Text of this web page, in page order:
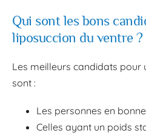
Qui sont les bons
liposuccion du ventre ?
Les meilleurs candidats pour
sont :
Les personnes en
Celles ayant un poids